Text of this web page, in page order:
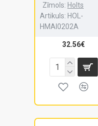
Zīmols: Holts
Artikuls: HOL-
HMAI0202A
32.56€